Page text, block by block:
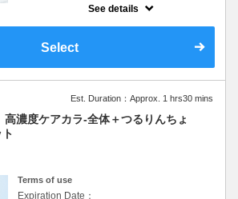
ばしている。キレイに髪の毛を伸ばしていき
ン。前髪はサービスなので有無はご相談くだ
See details
Select
Est. Duration：Approx. 1 hrs30 mins
高濃度ケアカラ-全体＋つるりんちょ
Terms of use
Expiration Date：